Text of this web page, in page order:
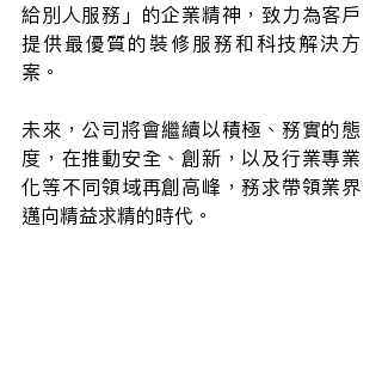
給別人服務」的企業精神，致力為客戶
提供最優質的裝修服務和科技解決方
案。
未來，公司將會繼續以積極、務實的態
度，在推動安全、創新，以及行業專業
化等不同領域再創高峰，務求帶領業界
邁向精益求精的時代。